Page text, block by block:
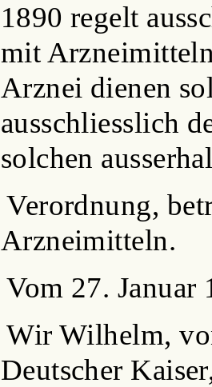
1890 regelt
mit
Arznei dienen
ausschliesslich
solchen
Verordnung,
Arzneimitteln.
Vom 27. Januar
Wir Wilhelm,
Deutscher